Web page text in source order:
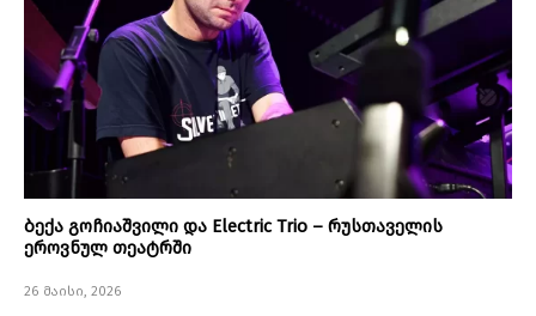
ბექა გოჩიაშვილი და Electric Trio – რუსთაველის
ეროვნულ თეატრში
26 მაისი, 2026